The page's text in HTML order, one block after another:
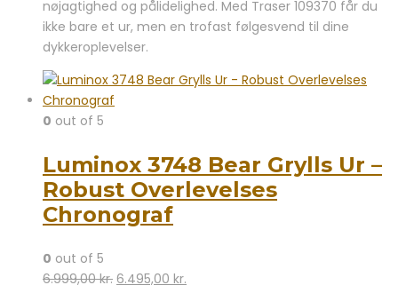
nøjagtighed og pålidelighed. Med Traser 109370 får du
ikke bare et ur, men en trofast følgesvend til dine
dykkeroplevelser.
0 out of 5
Luminox 3748 Bear Grylls Ur –
Robust Overlevelses
Chronograf
0 out of 5
6.999,00kr. Den
6.495,00 kr.